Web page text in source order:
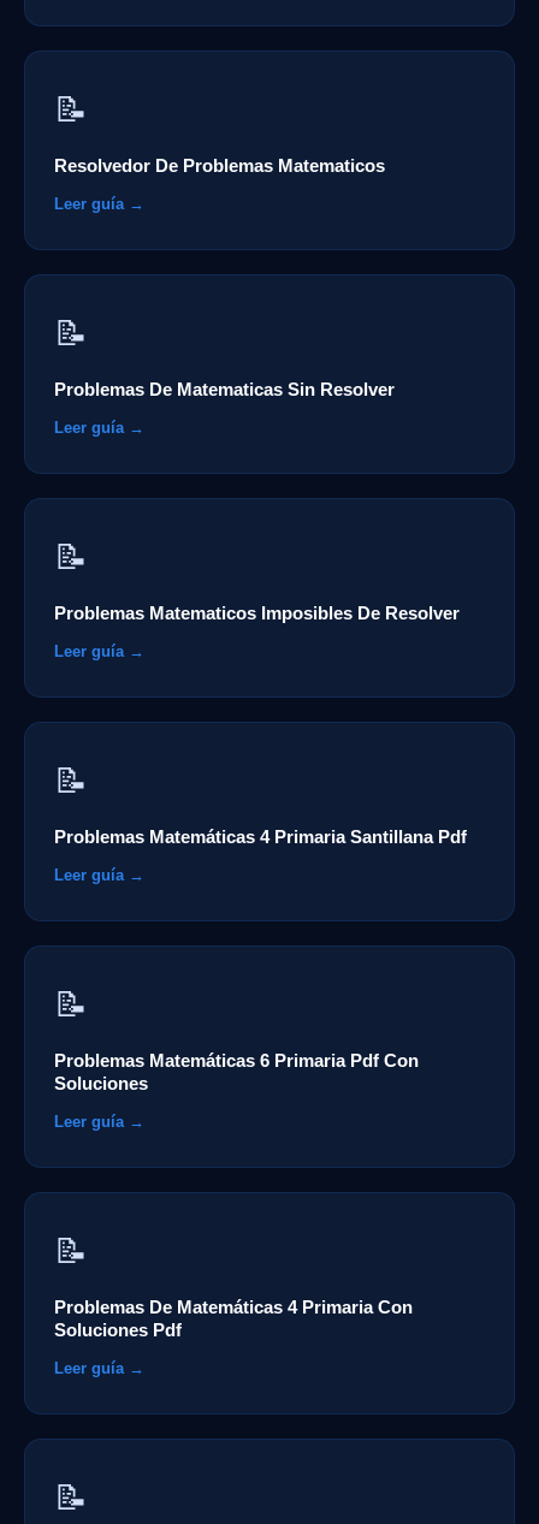
📝
Resolvedor De Problemas Matematicos
Leer guía →
📝
Problemas De Matematicas Sin Resolver
Leer guía →
📝
Problemas Matematicos Imposibles De Resolver
Leer guía →
📝
Problemas Matemáticas 4 Primaria Santillana Pdf
Leer guía →
📝
Problemas Matemáticas 6 Primaria Pdf Con
Soluciones
Leer guía →
📝
Problemas De Matemáticas 4 Primaria Con
Soluciones Pdf
Leer guía →
📝